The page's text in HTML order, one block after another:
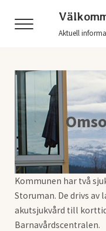
Menu
Aktuell
Kommunen har två
Storuman. De drivs
akutsjukvård till
Barnavårdscentralen.